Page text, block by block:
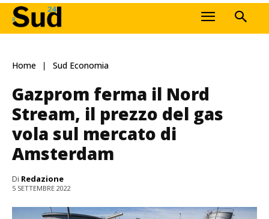
Home Sud Economia
Gazprom ferma il Nord
Stream, il prezzo del gas
vola sul mercato di
Amsterdam
Di Redazione
5 SETTEMBRE 2022